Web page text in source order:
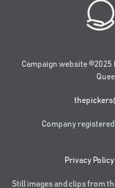
Campaign website ©2025
Company registered
Privacy Policy
Still images and clips from